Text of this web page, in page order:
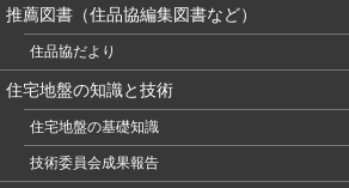
推薦図書（住品協編集図書など）
住品協だより
住宅地盤の知識と技術
住宅地盤の基礎知識
技術委員会成果報告